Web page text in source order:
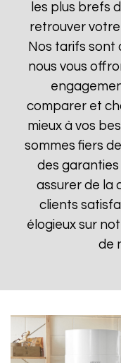
les plus brefs
retrouver
Nos tarifs
nous vous
comparer et
mieux à vos
sommes fiers
des garanties
assurer de la
clients
élogieux sur
de